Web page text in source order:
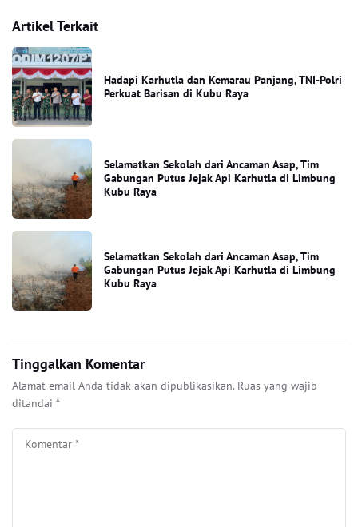
Artikel Terkait
Hadapi Karhutla dan Kemarau Panjang, TNI-Polri
Perkuat Barisan di Kubu Raya
Selamatkan Sekolah dari Ancaman Asap, Tim
Gabungan Putus Jejak Api Karhutla di Limbung
Kubu Raya
Selamatkan Sekolah dari Ancaman Asap, Tim
Gabungan Putus Jejak Api Karhutla di Limbung
Kubu Raya
Tinggalkan Komentar
Alamat email Anda tidak akan dipublikasikan. Ruas yang wajib
ditandai *